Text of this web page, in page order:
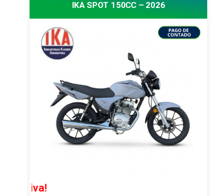
IKA SPOT 150CC – 2026